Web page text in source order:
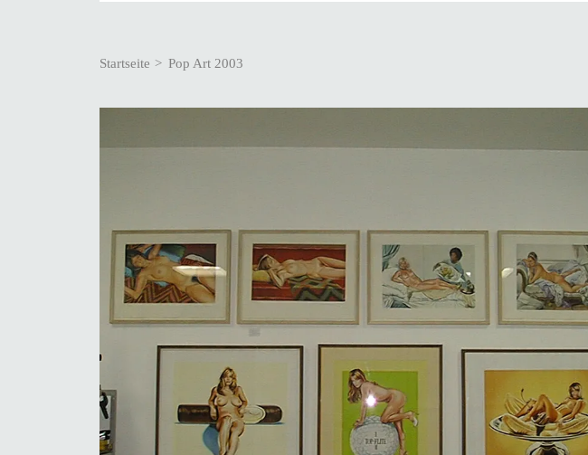
Pfadnavigation
Startseite Pop Art 2003